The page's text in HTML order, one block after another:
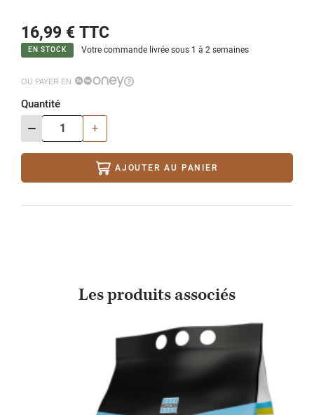
16,99 €TTC
EN STOCK Votre commande livrée sous 1 à 2 semaines
OU PAYER EN
Quantité
- +
AJOUTER AU PANIER
Les produits associés